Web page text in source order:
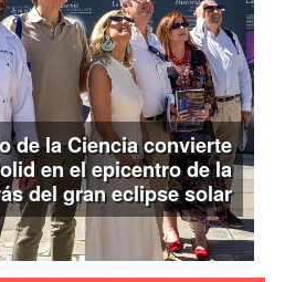
de la Ciencia convierte
en el epicentro de la
del gran eclipse solar